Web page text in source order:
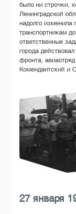
было ни строчки,
Ленинградской
надолго
транспортникам
ответственные
города
фронта,
Комендантский и
27 января